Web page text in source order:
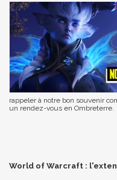
rappeler à notre bon souvenir
un rendez-vous en Ombreterre.
World of Warcraft :